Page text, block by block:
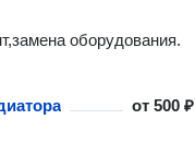
оборудования.
от500 ₽